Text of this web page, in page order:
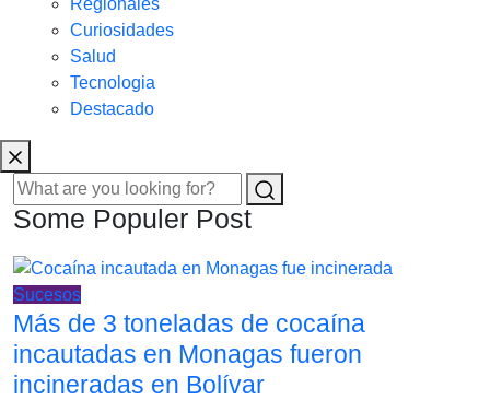
Regionales
Curiosidades
Salud
Tecnologia
Destacado
Some Populer Post
Sucesos
Más de 3 toneladas de cocaína
incautadas en Monagas fueron
incineradas en Bolívar